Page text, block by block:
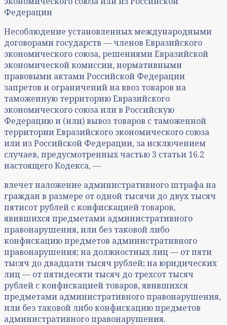
Федерации
Несоблюдение установленных международными
договорами государств — членов Евразийского
экономического союза, решениями Евразийской
экономической комиссии, нормативными
правовыми актами Российской Федерации
запретов и ограничений на ввоз товаров на
таможенную территорию Евразийского
экономического союза или в Российскую
Федерацию и (или) вывоз товаров с таможенной
территории Евразийского экономического союза
или из Российской Федерации, за исключением
случаев, предусмотренных частью 3 статьи 16.2
настоящего Кодекса, —
влечет наложение административного штрафа на
граждан в размере от одной тысячи до двух тысяч
пятисот рублей с конфискацией товаров,
явившихся предметами административного
правонарушения, или без таковой либо
конфискацию предметов административного
правонарушения; на должностных лиц — от пяти
тысяч до двадцати тысяч рублей; на юридических
лиц — от пятидесяти тысяч до трехсот тысяч
рублей с конфискацией товаров, явившихся
предметами административного правонарушения,
или без таковой либо конфискацию предметов
административного правонарушения.